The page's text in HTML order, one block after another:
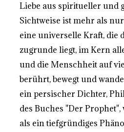
Liebe aus spiritueller und
Sichtweise ist mehr als
eine universelle Kraft, die
zugrunde liegt, im Kern
und die Menschheit auf
berührt, bewegt und
ein persischer Dichter,
des Buches "Der
als ein tiefgründiges